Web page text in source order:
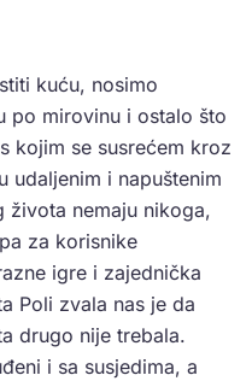
kuću, nosimo
po mirovinu i ostalo što
kojim se susrećem kroz
udaljenim i napuštenim
života nemaju nikoga,
za korisnike
igre i zajednička
Poli zvala nas je da
drugo nije trebala.
i sa susjedima, a